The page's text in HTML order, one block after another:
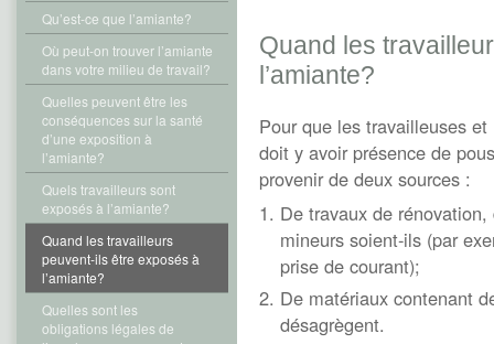
Qu’est-ce que l’amiante?
Où peut-on trouver l’amiante
dans votre milieu de travail?
Quelles peuvent être les
conséquences sur la santé
d’une exposition à
l’amiante?
Quels travailleurs sont
exposés à l’amiante?
Quand les travailleurs
peuvent-ils être exposés à
l’amiante?
Quelles sont les
obligations légales de
Quand les
l’amiante?
Pour que les travailleuses
doit y avoir présence de
provenir de deux sources :
De travaux de
mineurs soient-ils (par
prise de courant);
De matériaux contenant
désagrègent.